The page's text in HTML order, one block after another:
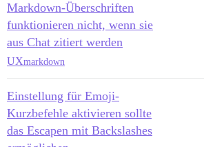
Markdown-Überschriften
funktionieren nicht, wenn sie
aus Chat zitiert werden
UXmarkdown
Einstellung für Emoji-
Kurzbefehle aktivieren sollte
das Escapen mit Backslashes